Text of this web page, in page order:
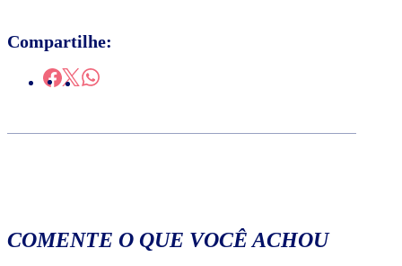
Compartilhe:
COMENTE O QUE VOCÊ ACHOU